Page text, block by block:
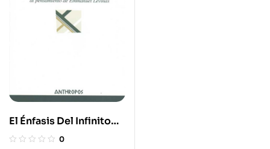
El Énfasis Del Infinito
Esbozos Y Perspectivas
0